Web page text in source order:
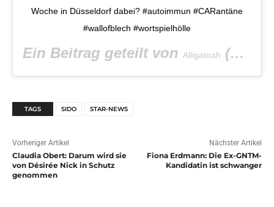
Woche in Düsseldorf dabei? #autoimmun #CARantäne
#wallofblech #wortspielhölle
Ein Beitrag geteilt von Alligatoah (@alligatoahinfarbe) am
TAGS SIDO STAR-NEWS
Vorheriger Artikel
Claudia Obert: Darum wird sie
von Désirée Nick in Schutz
genommen
Nächster Artikel
Fiona Erdmann: Die Ex-GNTM-
Kandidatin ist schwanger